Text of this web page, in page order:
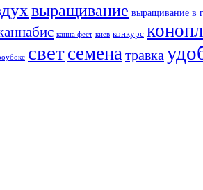
выращивание выращивание в
канна фест киев конкурс
светсеменатравка